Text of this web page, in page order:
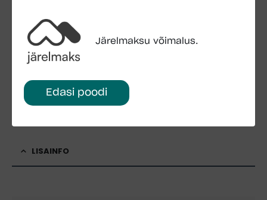
Järelmaksu võimalus.
Edasi poodi
LISA OSTUKORVI
LISAINFO